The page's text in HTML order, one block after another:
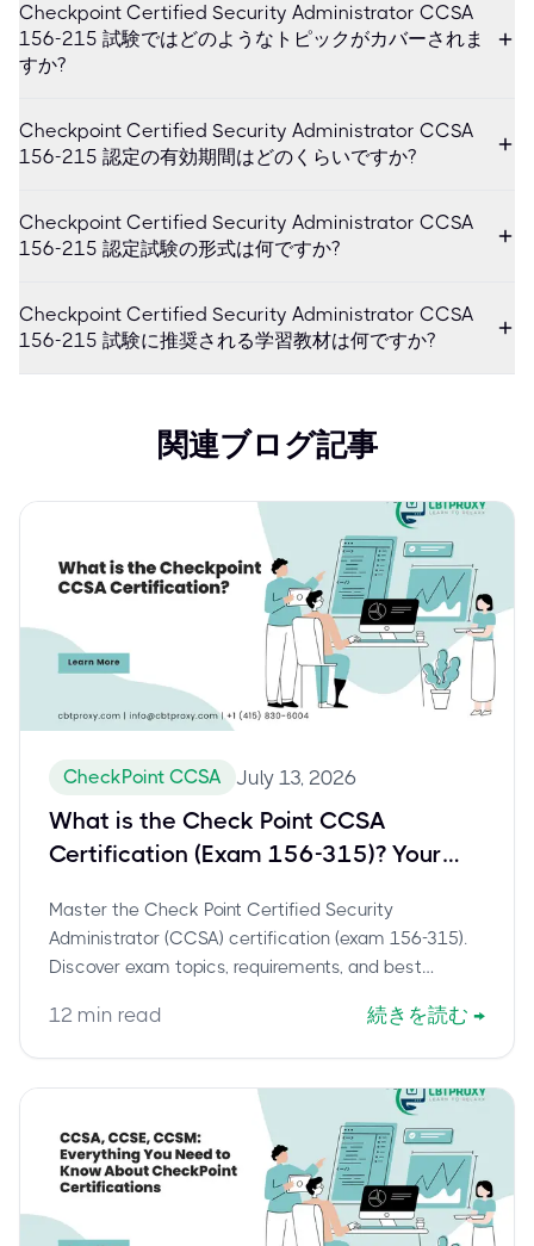
Checkpoint Certified Security Administrator CCSA
156-215 試験ではどのようなトピックがカバーされま
すか?
Checkpoint Certified Security Administrator CCSA
156-215 認定の有効期間はどのくらいですか?
Checkpoint Certified Security Administrator CCSA
156-215 認定試験の形式は何ですか?
Checkpoint Certified Security Administrator CCSA
156-215 試験に推奨される学習教材は何ですか?
関連ブログ記事
CheckPoint CCSA July 13, 2026
What is the Check Point CCSA
Certification (Exam 156-315)? Your
Security Administrator
Master the Check Point Certified Security
Administrator (CCSA) certification (exam 156-315).
Discover exam topics, requirements, and best
CBTProxy's trusted pay-after-pass service.
12 min read 続きを読む →